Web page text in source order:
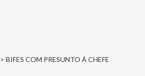
> BIFES COM PRESUNTO Á CHEFE